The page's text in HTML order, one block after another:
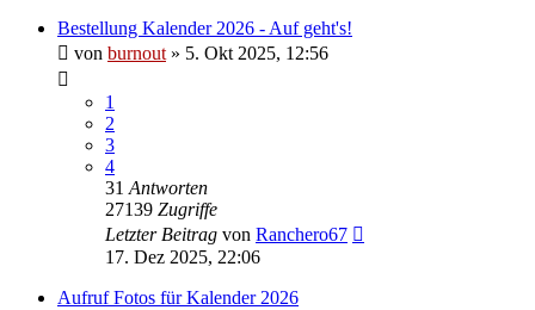
Bestellung Kalender 2026 - Auf geht's!
von burnout » 5. Okt 2025, 12:56
1
2
3
4
31 Antworten
27139 Zugriffe
Letzter Beitrag von Ranchero67
17. Dez 2025, 22:06
Aufruf Fotos für Kalender 2026